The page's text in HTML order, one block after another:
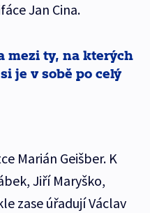
Jan Cina.
mezi ty, na kterých
je v sobě po celý
Marián Geišber. K
Jiří Maryško,
zase úřadují Václav